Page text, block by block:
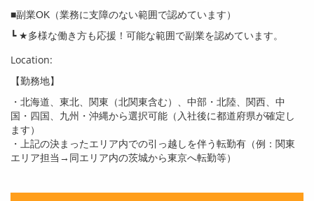
■副業OK（業務に支障のない範囲で認めています）
┗ ★多様な働き方も応援！可能な範囲で副業を認めています。
Location:
【勤務地】
・北海道、東北、関東（北関東含む）、中部・北陸、関西、中
国・四国、九州・沖縄から選択可能（入社後に都道府県が確定し
ます）
・上記の決まったエリア内での引っ越しを伴う転勤有（例：関東
エリア担当→同エリア内の茨城から東京へ転勤等）